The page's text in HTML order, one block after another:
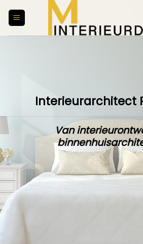
Interieurarchitect
Van